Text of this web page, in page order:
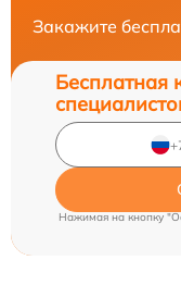
Закажите
Бесплатная
Нажимая на кнопку